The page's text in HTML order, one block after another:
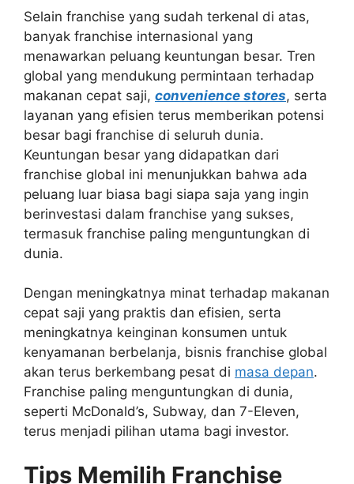
Selain franchise yang sudah terkenal di atas,
banyak franchise internasional yang
menawarkan peluang keuntungan besar. Tren
global yang mendukung permintaan terhadap
makanan cepat saji, convenience stores, serta
layanan yang efisien terus memberikan potensi
besar bagi franchise di seluruh dunia.
Keuntungan besar yang didapatkan dari
franchise global ini menunjukkan bahwa ada
peluang luar biasa bagi siapa saja yang ingin
berinvestasi dalam franchise yang sukses,
termasuk franchise paling menguntungkan di
dunia.
Dengan meningkatnya minat terhadap makanan
cepat saji yang praktis dan efisien, serta
meningkatnya keinginan konsumen untuk
kenyamanan berbelanja, bisnis franchise global
akan terus berkembang pesat di masa depan.
Franchise paling menguntungkan di dunia,
seperti McDonald’s, Subway, dan 7-Eleven,
terus menjadi pilihan utama bagi investor.
Tips Memilih Franchise